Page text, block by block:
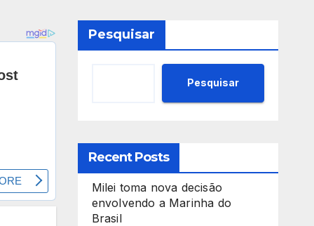
Pesquisar
Pesquisar
Recent Posts
Milei toma nova decisão
envolvendo a Marinha do
Brasil